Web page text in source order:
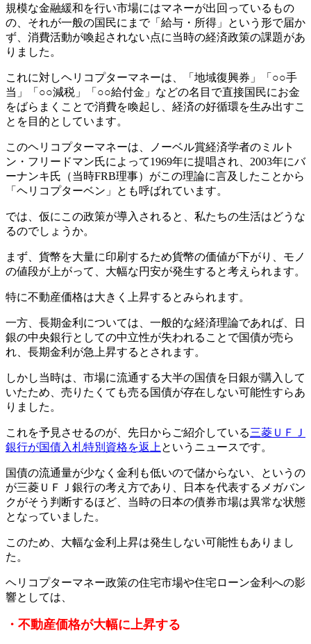
規模な金融緩和を行い市場にはマネーが出回っているもの
の、それが一般の国民にまで「給与・所得」という形で届か
ず、消費活動が喚起されない点に当時の経済政策の課題があ
りました。
これに対しヘリコプターマネーは、「地域復興券」「○○手
当」「○○減税」「○○給付金」などの名目で直接国民にお金
をばらまくことで消費を喚起し、経済の好循環を生み出すこ
とを目的としています。
このヘリコプターマネーは、ノーベル賞経済学者のミルト
ン・フリードマン氏によって1969年に提唱され、2003年にバ
ーナンキ氏（当時FRB理事）がこの理論に言及したことから
「ヘリコプターベン」とも呼ばれています。
では、仮にこの政策が導入されると、私たちの生活はどうな
るのでしょうか。
まず、貨幣を大量に印刷するため貨幣の価値が下がり、モノ
の値段が上がって、大幅な円安が発生すると考えられます。
特に不動産価格は大きく上昇するとみられます。
一方、長期金利については、一般的な経済理論であれば、日
銀の中央銀行としての中立性が失われることで国債が売ら
れ、長期金利が急上昇するとされます。
しかし当時は、市場に流通する大半の国債を日銀が購入して
いたため、売りたくても売る国債が存在しない可能性すらあ
りました。
これを予見させるのが、先日からご紹介している三菱ＵＦＪ
銀行が国債入札特別資格を返上 というニュースです。
国債の流通量が少なく金利も低いので儲からない、というの
が三菱ＵＦＪ銀行の考え方であり、日本を代表するメガバン
クがそう判断するほど、当時の日本の債券市場は異常な状態
となっていました。
このため、大幅な金利上昇は発生しない可能性もありまし
た。
ヘリコプターマネー政策の住宅市場や住宅ローン金利への影
響としては、
・不動産価格が大幅に上昇する